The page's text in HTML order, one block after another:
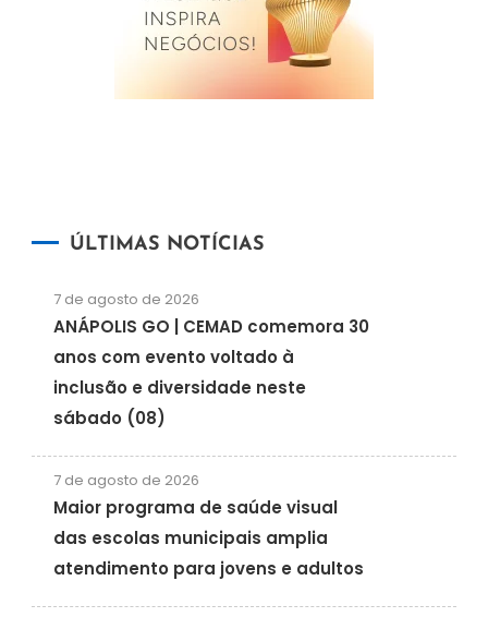
ÚLTIMAS NOTÍCIAS
7 de agosto de 2026
ANÁPOLIS GO | CEMAD comemora 30
anos com evento voltado à
inclusão e diversidade neste
sábado (08)
7 de agosto de 2026
Maior programa de saúde visual
das escolas municipais amplia
atendimento para jovens e adultos